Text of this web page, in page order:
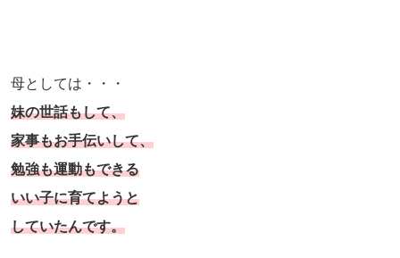
母としては・・・
妹の世話もして、
家事もお手伝いして、
勉強も運動もできる
いい子に育てようと
していたんです。